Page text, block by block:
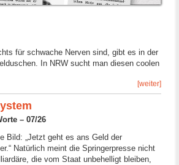
für schwache Nerven sind, gibt es in der
In NRW sucht man diesen coolen
[weiter]
– 07/26
Bild: „Jetzt geht es ans Geld der
Natürlich meint die Springerpresse nicht
die vom Staat unbehelligt bleiben,